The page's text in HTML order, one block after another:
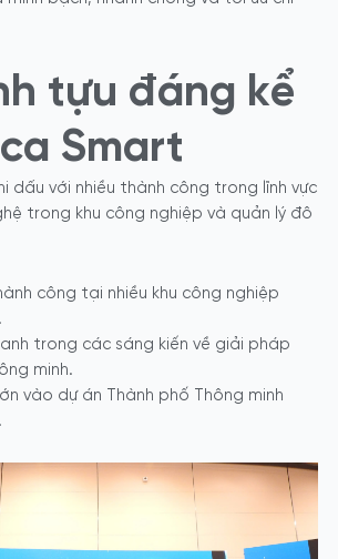
tựu đáng kể
Smart
dấu với nhiều thành công trong lĩnh vực
trong khu công nghiệp và quản lý đô
công tại nhiều khu công nghiệp
trong các sáng kiến về giải pháp
minh.
vào dự án Thành phố Thông minh